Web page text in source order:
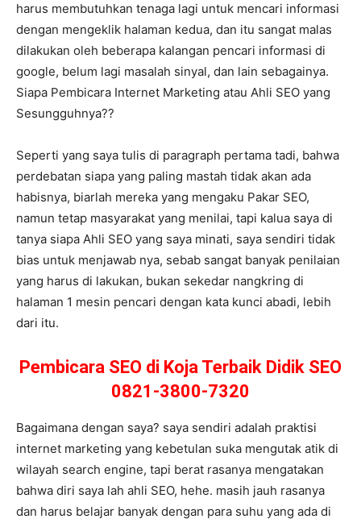
harus membutuhkan tenaga lagi untuk mencari informasi
dengan mengeklik halaman kedua, dan itu sangat malas
dilakukan oleh beberapa kalangan pencari informasi di
google, belum lagi masalah sinyal, dan lain sebagainya.
Siapa Pembicara Internet Marketing atau Ahli SEO yang
Sesungguhnya??
Seperti yang saya tulis di paragraph pertama tadi, bahwa
perdebatan siapa yang paling mastah tidak akan ada
habisnya, biarlah mereka yang mengaku Pakar SEO,
namun tetap masyarakat yang menilai, tapi kalua saya di
tanya siapa Ahli SEO yang saya minati, saya sendiri tidak
bias untuk menjawab nya, sebab sangat banyak penilaian
yang harus di lakukan, bukan sekedar nangkring di
halaman 1 mesin pencari dengan kata kunci abadi, lebih
dari itu.
Pembicara SEO di Koja Terbaik Didik SEO
0821-3800-7320
Bagaimana dengan saya? saya sendiri adalah praktisi
internet marketing yang kebetulan suka mengutak atik di
wilayah search engine, tapi berat rasanya mengatakan
bahwa diri saya lah ahli SEO, hehe. masih jauh rasanya
dan harus belajar banyak dengan para suhu yang ada di